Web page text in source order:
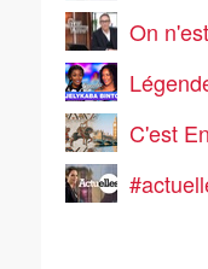
On
C'est